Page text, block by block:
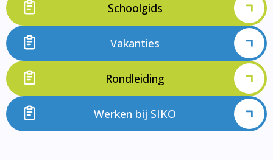
Schoolgids
Vakanties
Rondleiding
Werken bij SIKO